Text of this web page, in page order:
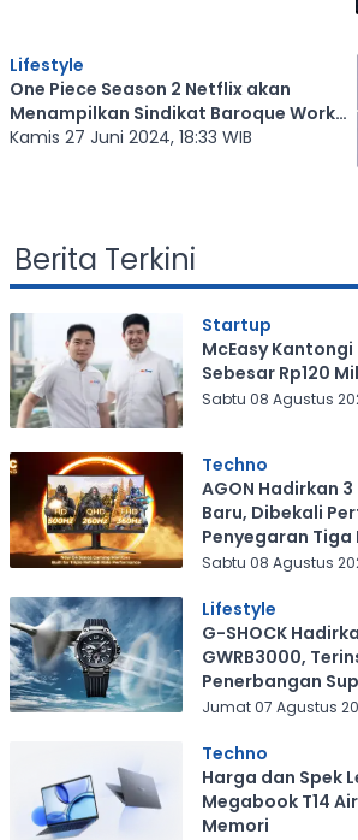
Lifestyle
One Piece Season 2 Netflix akan
Menampilkan Sindikat Baroque Works,
Ini Pemerannya
Kamis 27 Juni 2024, 18:33 WIB
Berita Terkini
Startup
McEasy Kantongi
Sebesar Rp120
Sabtu 08 Agustus
Techno
AGON Hadirkan
Baru, Dibekali
Penyegaran Tiga
Sabtu 08 Agustus
Lifestyle
G-SHOCK
GWRB3000,
Penerbangan
Jumat 07 Agustus
Techno
Harga dan Spek
Megabook T14
Memori